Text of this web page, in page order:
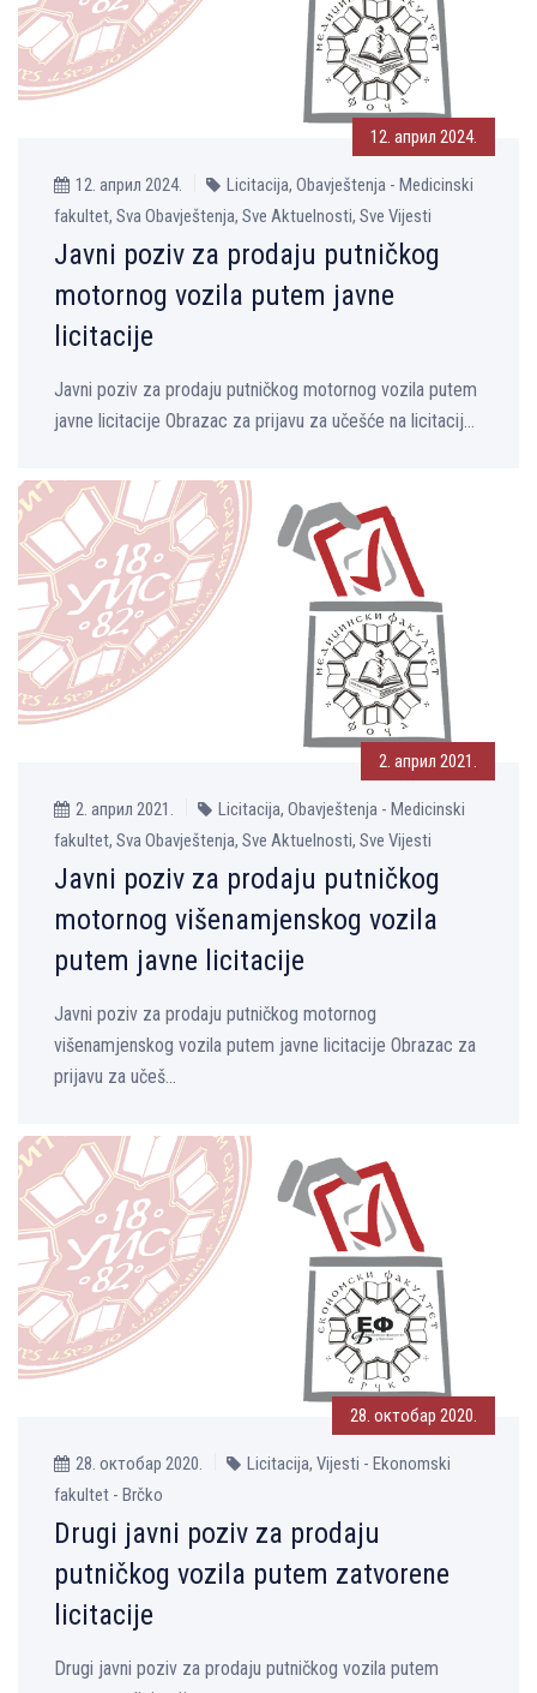
12. април 2024.
12. април 2024.
Licitacija, Obavještenja - Medicinski
fakultet, Sva Obavještenja, Sve Aktuelnosti, Sve Vijesti
Javni poziv za prodaju putničkog
motornog vozila putem javne
licitacije
Javni poziv za prodaju putničkog motornog vozila putem
javne licitacije Obrazac za prijavu za učešće na licitacij...
2. април 2021.
2. април 2021.
Licitacija, Obavještenja - Medicinski
fakultet, Sva Obavještenja, Sve Aktuelnosti, Sve Vijesti
Javni poziv za prodaju putničkog
motornog višenamjenskog vozila
putem javne licitacije
Javni poziv za prodaju putničkog motornog
višenamjenskog vozila putem javne licitacije Obrazac za
prijavu za učeš...
28. октобар 2020.
28. октобар 2020.
Licitacija, Vijesti - Ekonomski
fakultet - Brčko
Drugi javni poziv za prodaju
putničkog vozila putem zatvorene
licitacije
Drugi javni poziv za prodaju putničkog vozila putem